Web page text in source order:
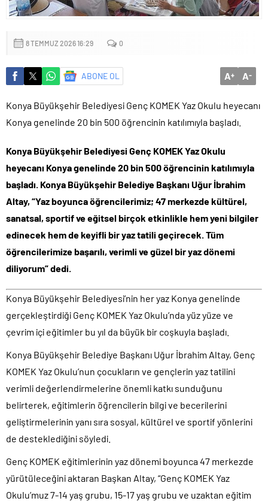
8 TEMMUZ 2026 16:29 0
ABONE OL A+ A-
Konya Büyükşehir Belediyesi Genç KOMEK Yaz Okulu heyecanı
Konya genelinde 20 bin 500 öğrencinin katılımıyla başladı.
Konya Büyükşehir Belediyesi Genç KOMEK Yaz Okulu
heyecanı Konya genelinde 20 bin 500 öğrencinin katılımıyla
başladı. Konya Büyükşehir Belediye Başkanı Uğur İbrahim
Altay, “Yaz boyunca öğrencilerimiz; 47 merkezde kültürel,
sanatsal, sportif ve eğitsel birçok etkinlikle hem yeni bilgiler
edinecek hem de keyifli bir yaz tatili geçirecek. Tüm
öğrencilerimize başarılı, verimli ve güzel bir yaz dönemi
diliyorum” dedi.
Konya Büyükşehir Belediyesi’nin her yaz Konya genelinde
gerçekleştirdiği Genç KOMEK Yaz Okulu’nda yüz yüze ve
çevrim içi eğitimler bu yıl da büyük bir coşkuyla başladı.
Konya Büyükşehir Belediye Başkanı Uğur İbrahim Altay, Genç
KOMEK Yaz Okulu’nun çocukların ve gençlerin yaz tatilini
verimli değerlendirmelerine önemli katkı sunduğunu
belirterek, eğitimlerin öğrencilerin bilgi ve becerilerini
geliştirmelerinin yanı sıra sosyal, kültürel ve sportif yönlerini
de desteklediğini söyledi.
Genç KOMEK eğitimlerinin yaz dönemi boyunca 47 merkezde
yürütüleceğini aktaran Başkan Altay, “Genç KOMEK Yaz
Okulu’muz 7-14 yaş grubu, 15-17 yaş grubu ve uzaktan eğitim